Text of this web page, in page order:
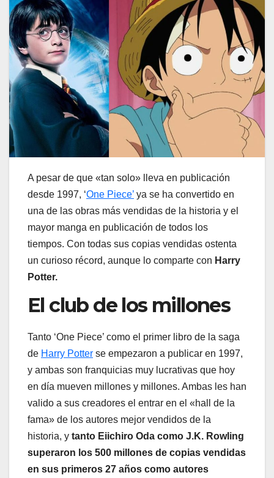
A pesar de que «tan solo» lleva en publicación
desde 1997, ‘One Piece’ ya se ha convertido en
una de las obras más vendidas de la historia y el
mayor manga en publicación de todos los
tiempos. Con todas sus copias vendidas ostenta
un curioso récord, aunque lo comparte con Harry
Potter.
El club de los millones
Tanto ‘One Piece’ como el primer libro de la saga
de Harry Potter se empezaron a publicar en 1997,
y ambas son franquicias muy lucrativas que hoy
en día mueven millones y millones. Ambas les han
valido a sus creadores el entrar en el «hall de la
fama» de los autores mejor vendidos de la
historia, y tanto Eiichiro Oda como J.K. Rowling
superaron los 500 millones de copias vendidas
en sus primeros 27 años como autores